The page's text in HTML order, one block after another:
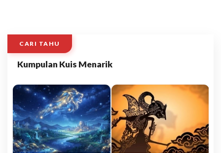
CARI TAHU
Kumpulan Kuis Menarik